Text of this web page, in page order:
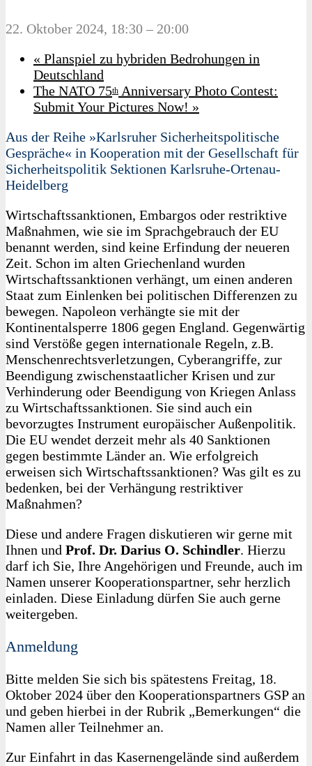
22. Oktober 2024, 18:30 – 20:00
« Planspiel zu hybriden Bedrohungen in
Deutschland
The NATO 75th Anniversary Photo Contest:
Submit Your Pictures Now! »
Aus der Reihe »Karlsruher Sicherheitspolitische
Gespräche« in Kooperation mit der Gesellschaft für
Sicherheitspolitik Sektionen Karlsruhe-Ortenau-
Heidelberg
Wirtschaftssanktionen, Embargos oder restriktive
Maßnahmen, wie sie im Sprachgebrauch der EU
benannt werden, sind keine Erfindung der neueren
Zeit. Schon im alten Griechenland wurden
Wirtschaftssanktionen verhängt, um einen anderen
Staat zum Einlenken bei politischen Differenzen zu
bewegen. Napoleon verhängte sie mit der
Kontinentalsperre 1806 gegen England. Gegenwärtig
sind Verstöße gegen internationale Regeln, z.B.
Menschenrechtsverletzungen, Cyberangriffe, zur
Beendigung zwischenstaatlicher Krisen und zur
Verhinderung oder Beendigung von Kriegen Anlass
zu Wirtschaftssanktionen. Sie sind auch ein
bevorzugtes Instrument europäischer Außenpolitik.
Die EU wendet derzeit mehr als 40 Sanktionen
gegen bestimmte Länder an. Wie erfolgreich
erweisen sich Wirtschaftssanktionen? Was gilt es zu
bedenken, bei der Verhängung restriktiver
Maßnahmen?
Diese und andere Fragen diskutieren wir gerne mit
Ihnen und Prof. Dr. Darius O. Schindler. Hierzu
darf ich Sie, Ihre Angehörigen und Freunde, auch im
Namen unserer Kooperationspartner, sehr herzlich
einladen. Diese Einladung dürfen Sie auch gerne
weitergeben.
Anmeldung
Bitte melden Sie sich bis spätestens Freitag, 18.
Oktober 2024 über den Kooperationspartners GSP an
und geben hierbei in der Rubrik „Bemerkungen“ die
Namen aller Teilnehmer an.
Zur Einfahrt in das Kasernengelände sind außerdem